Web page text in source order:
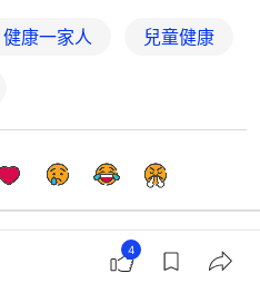
健康一家人 兒童健康
4